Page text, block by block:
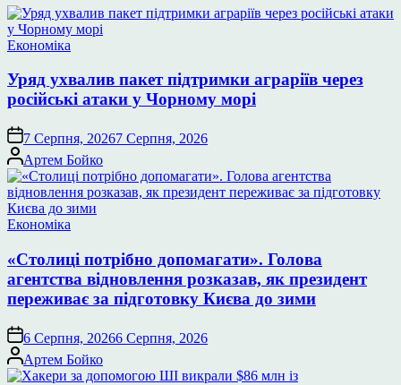
Опублікувати
Економіка
Уряд ухвалив пакет підтримки аграріїв через
російські атаки у Чорному морі
7 Серпня, 20267 Серпня, 2026
Опубліковано
Артем Бойко
Опублікувати
Економіка
«Столиці потрібно допомагати». Голова
агентства відновлення розказав, як президент
переживає за підготовку Києва до зими
6 Серпня, 20266 Серпня, 2026
Опубліковано
Артем Бойко